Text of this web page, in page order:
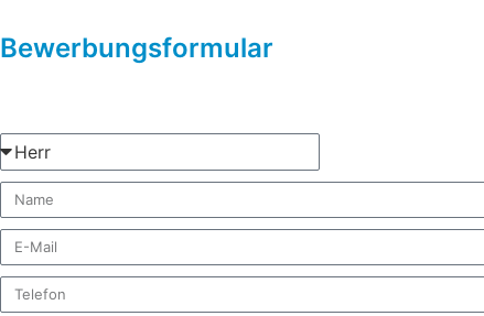
Bewerbungsformular